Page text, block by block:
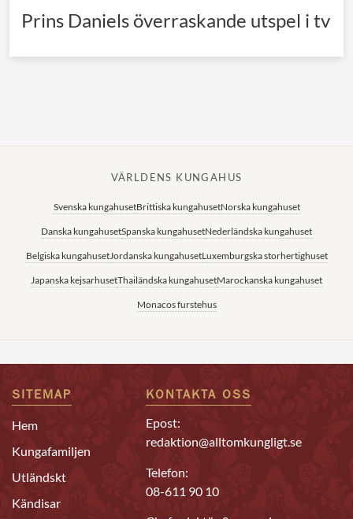
Thailändska kungahuset
Prins Daniels överraskande utspel i tv
VÄRLDENS KUNGAHUS
Svenska kungahusetBrittiska kungahusetNorska kungahuset
Danska kungahusetSpanska kungahusetNederländska kungahuset
Belgiska kungahusetJordanska kungahusetLuxemburgska storhertighuset
Japanska kejsarhusetThailändska kungahusetMarockanska kungahuset
Monacos furstehus
SITEMAP
Hem
Kungafamiljen
Utländskt
Kändisar
KONTAKTA OSS
Epost:
redaktion@alltomkungligt.se
Telefon:
08-611 90 10